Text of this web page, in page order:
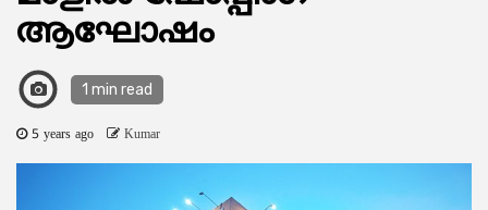
ആഘോഷം
1 min read
5 years ago Kumar